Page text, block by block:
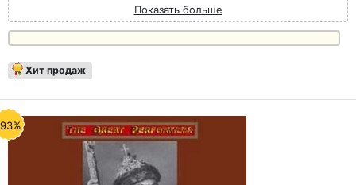
Показать больше
Хит продаж